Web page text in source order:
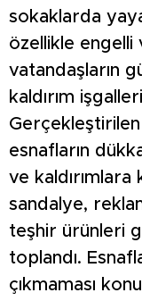
sokaklarda
özellikle engelli
vatandaşların
kaldırım
esnafların
ve
sandalye,
teşhir ürünleri
toplandı.
çıkmaması